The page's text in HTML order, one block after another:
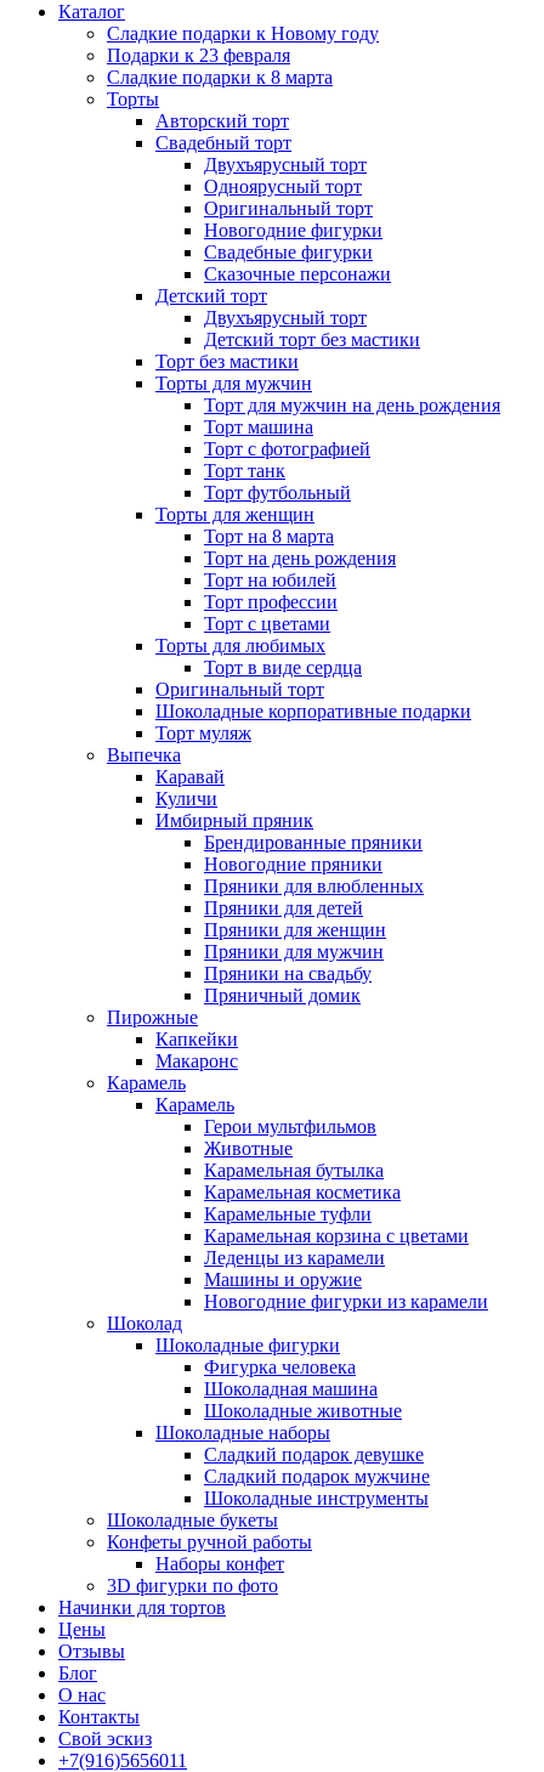
Каталог
Сладкие подарки к Новому году
Подарки к 23 февраля
Сладкие подарки к 8 марта
Торты
Авторский торт
Свадебный торт
Двухъярусный торт
Одноярусный торт
Оригинальный торт
Новогодние фигурки
Свадебные фигурки
Сказочные персонажи
Детский торт
Двухъярусный торт
Детский торт без мастики
Торт без мастики
Торты для мужчин
Торт для мужчин на день рождения
Торт машина
Торт с фотографией
Торт танк
Торт футбольный
Торты для женщин
Торт на 8 марта
Торт на день рождения
Торт на юбилей
Торт профессии
Торт с цветами
Торты для любимых
Торт в виде сердца
Оригинальный торт
Шоколадные корпоративные подарки
Торт муляж
Выпечка
Каравай
Куличи
Имбирный пряник
Брендированные пряники
Новогодние пряники
Пряники для влюбленных
Пряники для детей
Пряники для женщин
Пряники для мужчин
Пряники на свадьбу
Пряничный домик
Пирожные
Капкейки
Макаронс
Карамель
Карамель
Герои мультфильмов
Животные
Карамельная бутылка
Карамельная косметика
Карамельные туфли
Карамельная корзина с цветами
Леденцы из карамели
Машины и оружие
Новогодние фигурки из карамели
Шоколад
Шоколадные фигурки
Фигурка человека
Шоколадная машина
Шоколадные животные
Шоколадные наборы
Сладкий подарок девушке
Сладкий подарок мужчине
Шоколадные инструменты
Шоколадные букеты
Конфеты ручной работы
Наборы конфет
3D фигурки по фото
Начинки для тортов
Цены
Отзывы
Блог
О нас
Контакты
Свой эскиз
+7(916)5656011